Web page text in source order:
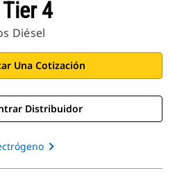
4
Diésel
Una Cotización
Distribuidor